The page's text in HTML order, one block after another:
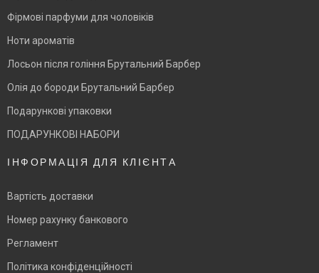
Фірмові парфуми для чоловіків
Ноти ароматів
Лосьон після гоління Брутальний Барбер
Олія до бороди Брутальний Барбер
Подарункові упаковки
ПОДАРУНКОВІ НАБОРИ
ІНФОРМАЦІЯ ДЛЯ КЛІЄНТА
Вартість доставки
Номер рахунку банкового
Регламент
Політика конфіденційності